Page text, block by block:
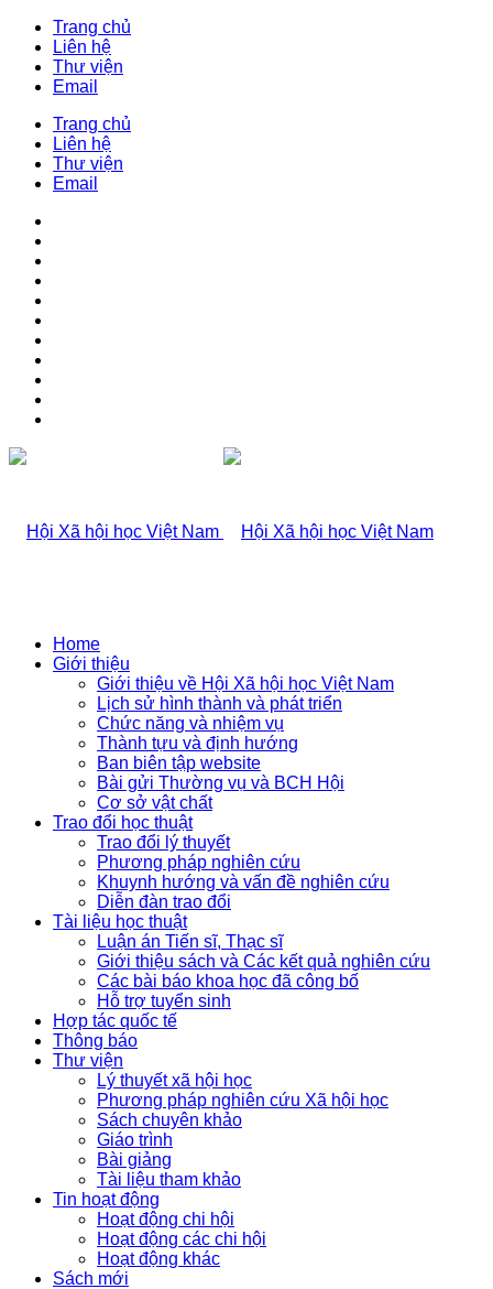
Trang chủ
Liên hệ
Thư viện
Email
Trang chủ
Liên hệ
Thư viện
Email
Home
Giới thiệu
Giới thiệu về Hội Xã hội học Việt Nam
Lịch sử hình thành và phát triển
Chức năng và nhiệm vụ
Thành tựu và định hướng
Ban biên tập website
Bài gửi Thường vụ và BCH Hội
Cơ sở vật chất
Trao đổi học thuật
Trao đổi lý thuyết
Phương pháp nghiên cứu
Khuynh hướng và vấn đề nghiên cứu
Diễn đàn trao đổi
Tài liệu học thuật
Luận án Tiến sĩ, Thạc sĩ
Giới thiệu sách và Các kết quả nghiên cứu
Các bài báo khoa học đã công bố
Hỗ trợ tuyển sinh
Hợp tác quốc tế
Thông báo
Thư viện
Lý thuyết xã hội học
Phương pháp nghiên cứu Xã hội học
Sách chuyên khảo
Giáo trình
Bài giảng
Tài liệu tham khảo
Tin hoạt động
Hoạt động chi hội
Hoạt động các chi hội
Hoạt động khác
Sách mới